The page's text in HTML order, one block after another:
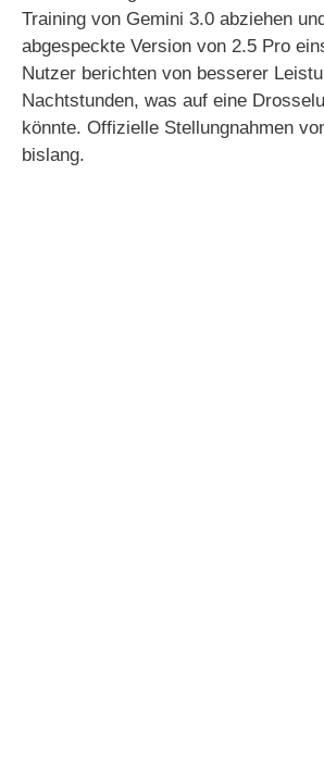
Training von Gemini 3.0 abziehen
abgespeckte Version von 2.5 Pro
Nutzer berichten von besserer
Nachtstunden, was auf eine
könnte. Offizielle Stellungnahmen
bislang.